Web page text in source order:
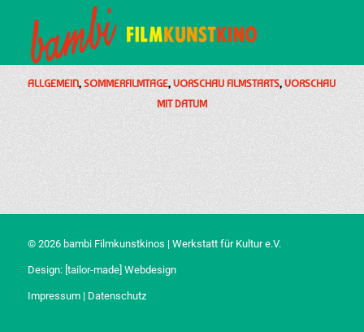
ALLGEMEIN,SOMMERFILMTAGE,VORSCHAU FILMSTARTS,VORSCHAU
MIT DATUM
© 2026 bambi Filmkunstkinos | Werkstatt für Kultur e.V.
Design: [tailor-made] Webdesign
Impressum| Datenschutz